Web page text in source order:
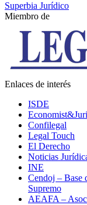
Superbia Jurídico
Miembro de
Enlaces de interés
ISDE
Confilegal
Legal Touch
El Derecho
Noticias
INE
Cendoj – Base
Supremo
AEAFA –